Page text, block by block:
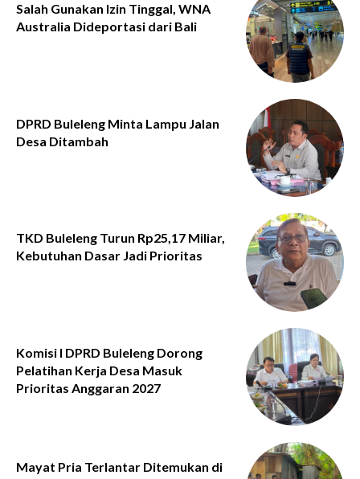
Salah Gunakan Izin Tinggal, WNA
Australia Dideportasi dari Bali
DPRD Buleleng Minta Lampu Jalan
Desa Ditambah
TKD Buleleng Turun Rp25,17 Miliar,
Kebutuhan Dasar Jadi Prioritas
Komisi I DPRD Buleleng Dorong
Pelatihan Kerja Desa Masuk
Prioritas Anggaran 2027
Mayat Pria Terlantar Ditemukan di